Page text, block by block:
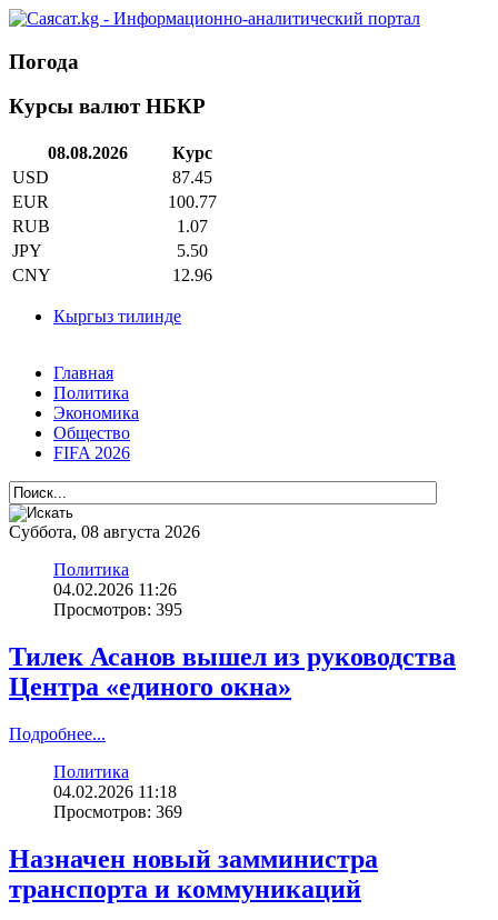
Погода
Курсы валют НБКР
08.08.2026
Курс
USD
87.45
EUR
100.77
RUB
1.07
JPY
5.50
CNY
12.96
Кыргыз тилинде
Главная
Политика
Экономика
Общество
FIFA 2026
Суббота, 08 августа 2026
Политика
04.02.2026 11:26
Просмотров: 395
Тилек Асанов вышел из руководства
Центра «единого окна»
Подробнее...
Политика
04.02.2026 11:18
Просмотров: 369
Назначен новый замминистра
транспорта и коммуникаций